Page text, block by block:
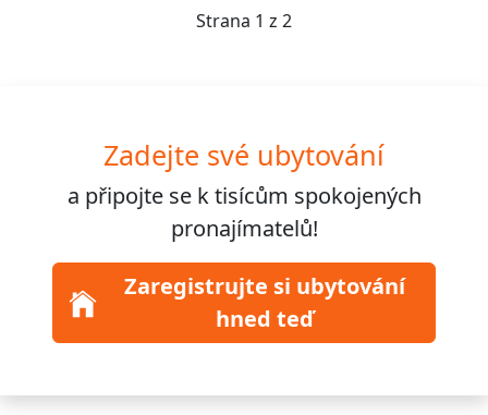
Strana 1 z 2
Zadejte své ubytování
a připojte se ktisícům spokojených
pronajímatelů!
Zaregistrujte si ubytování
hned teď